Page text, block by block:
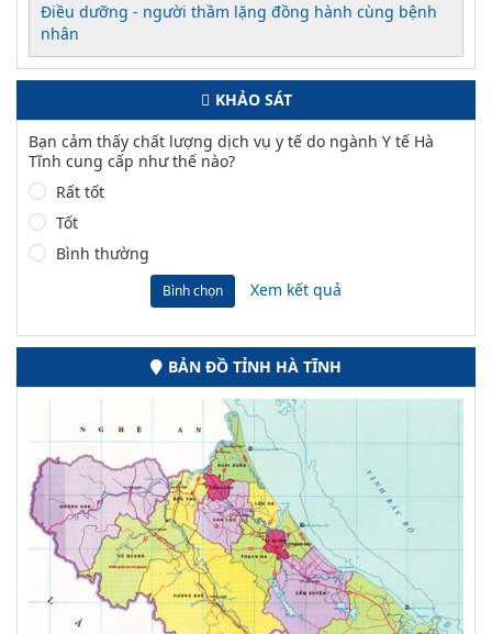
Điều dưỡng - người thầm lặng đồng hành cùng bệnh
nhân
KHẢO SÁT
Bạn cảm thấy chất lượng dịch vụ y tế do ngành Y tế Hà
Tĩnh cung cấp như thế nào?
Rất tốt
Tốt
Bình thường
Bình chọn Xem kết quả
BẢN ĐỒ TỈNH HÀ TĨNH